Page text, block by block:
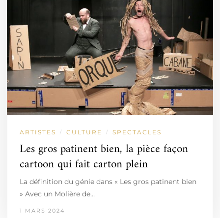
ARTISTES / CULTURE / SPECTACLES
Les gros patinent bien, la pièce façon
cartoon qui fait carton plein
La définition du génie dans « Les gros patinent bien
» Avec un Molière de…
1 MARS 2024